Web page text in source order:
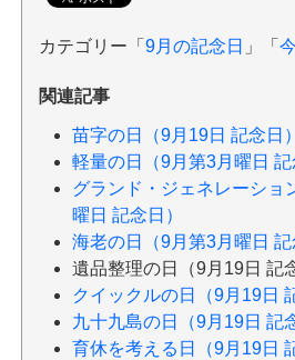
カテゴリー「 9月の記念日 」「
関連記事
苗字の日（9月19日 記念日）
軽量の日（9月第3月曜日 記
グランド・ジェネレーショ
曜日 記念日）
海老の日（9月第3月曜日 記
遺品整理の日（9月19日 記
クイックルの日（9月19日
九十九島の日（9月19日 記
育休を考える日（9月19日